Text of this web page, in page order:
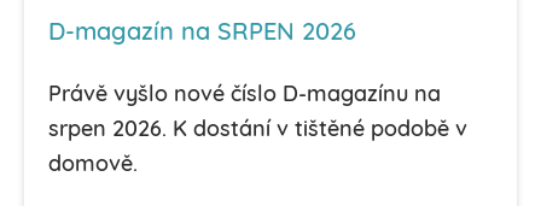
D-magazín na SRPEN 2026
Právě vyšlo nové číslo D-magazínu na
srpen 2026. K dostání v tištěné podobě v
domově.